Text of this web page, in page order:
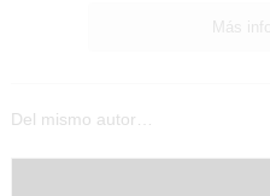
Más
Del mismo autor…